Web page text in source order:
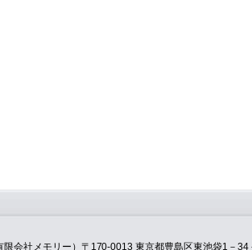
会社メモリー）〒170-0013 東京都豊島区東池袋1－